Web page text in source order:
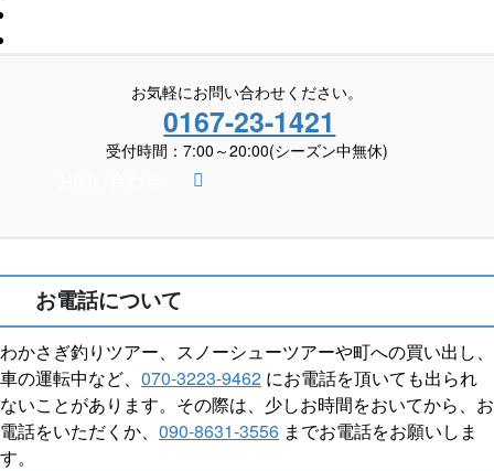
お気軽にお問い合わせください。
0167-23-1421
受付時間：7:00～20:00(シーズン中無休)
お電話について
わかさぎ釣りツアー、スノーシューツアーや町への買い出し、
車の運転中など、 070-3223-9462 にお電話を頂いても出られ
ないことがあります。その際は、少しお時間をおいてから、お
電話をいただくか、 090-8631-3556 までお電話をお願いしま
す。